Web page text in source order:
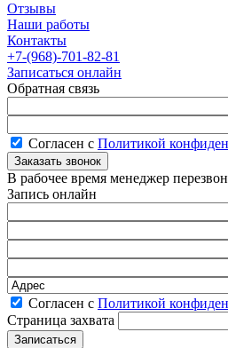
Отзывы
Наши работы
Контакты
+7-(968)-701-82-81
Записаться онлайн
Обратная связь
Согласен с Политикой
В рабочее время менеджер
Запись онлайн
Согласен с Политикой
Страница захвата